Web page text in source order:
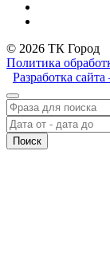
© 2026 ТК Город
Политика
Разработка
Поиск